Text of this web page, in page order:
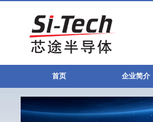
首页 企业简介